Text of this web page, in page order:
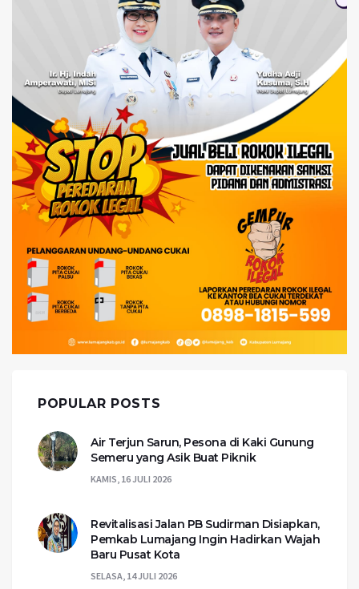
POPULAR POSTS
Air Terjun Sarun, Pesona di Kaki Gunung
Semeru yang Asik Buat Piknik
KAMIS, 16 JULI 2026
Revitalisasi Jalan PB Sudirman Disiapkan,
Pemkab Lumajang Ingin Hadirkan Wajah
Baru Pusat Kota
SELASA, 14 JULI 2026